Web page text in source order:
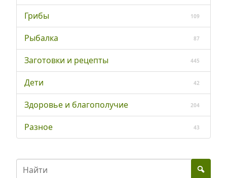
Грибы 109
Рыбалка 87
Заготовки и рецепты 445
Дети 42
Здоровье и благополучие 204
Разное 43